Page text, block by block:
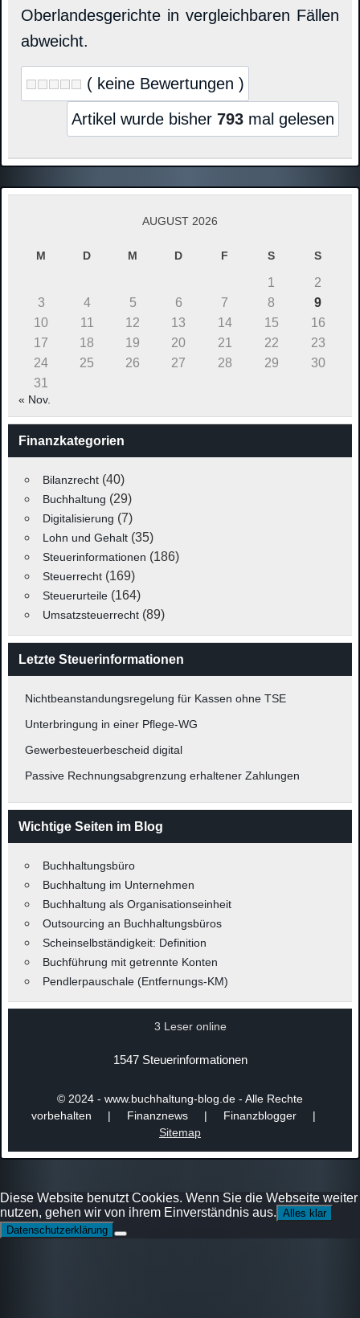
Oberlandesgerichte in vergleichbaren Fällen
abweicht.
( keine Bewertungen )
Artikel wurde bisher 793 mal gelesen
AUGUST 2026
M D M D F S S
1
2
3
4 5 6 7 8
9
10
11 12 13 14 15
16
17
18 19 20 21 22
23
24
25 26 27 28 29
30
31
« Nov.
Finanzkategorien
Bilanzrecht(40)
Buchhaltung (29)
Digitalisierung (7)
Lohn und Gehalt(35)
Steuerinformationen (186)
Steuerrecht(169)
Steuerurteile(164)
Umsatzsteuerrecht(89)
Letzte Steuerinformationen
Nichtbeanstandungsregelung für Kassen ohne TSE
Unterbringung in einer Pflege-WG
Gewerbesteuerbescheid digital
Passive Rechnungsabgrenzung erhaltener Zahlungen
Wichtige Seiten im Blog
Buchhaltungsbüro
Buchhaltung im Unternehmen
Buchhaltung als Organisationseinheit
Outsourcing an Buchhaltungsbüros
Scheinselbständigkeit: Definition
Buchführung mit getrennte Konten
Pendlerpauschale (Entfernungs-KM)
3 Leser online
1547 Steuerinformationen
© 2024 - www.buchhaltung-blog.de - Alle Rechte
vorbehalten | Finanznews | Finanzblogger |
Sitemap
Diese Website benutzt Cookies. Wenn Sie die Webseite weiter
nutzen, gehen wir von ihrem Einverständnis aus. Alles klar
Datenschutzerklärung